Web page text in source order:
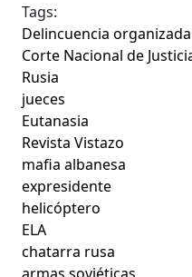
Tags:
Delincuencia organizada
Corte Nacional de
Rusia
jueces
Eutanasia
Revista Vistazo
mafia albanesa
expresidente
helicóptero
ELA
chatarra rusa